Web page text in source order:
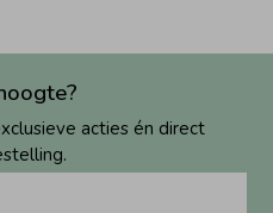
acties én direct